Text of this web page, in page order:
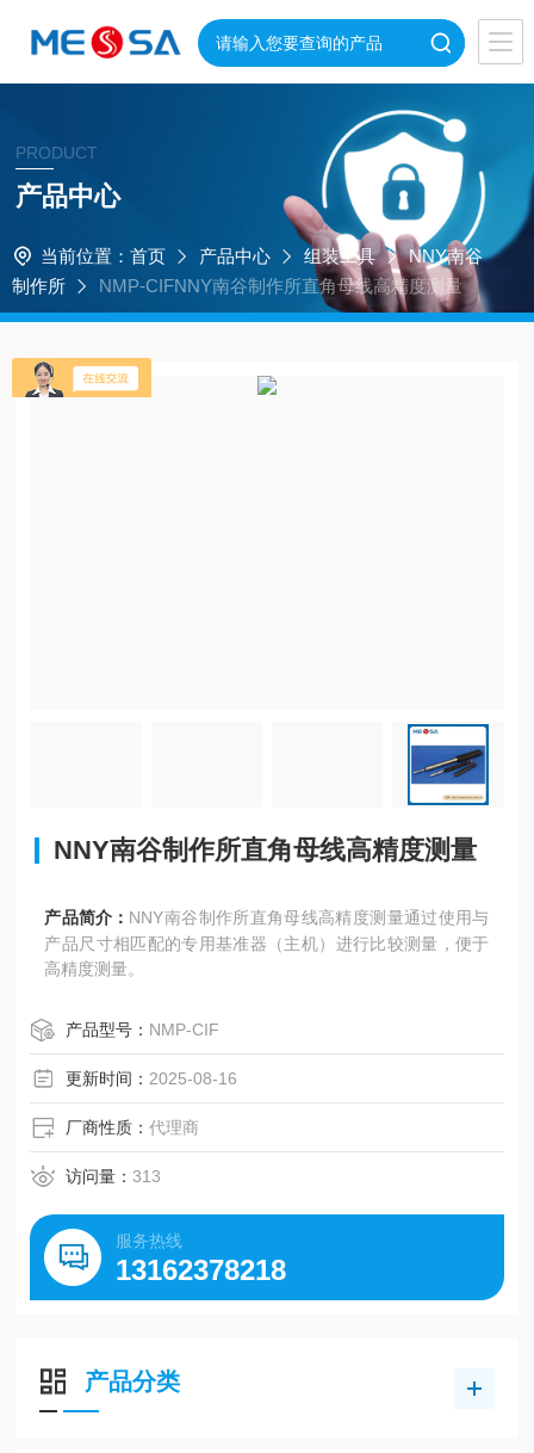
PRODUCT
产品中心
当前位置： 首页 产品中心 组装工具
NNY南谷
制作所
NMP-CIFNNY南谷制作所直角母线高精度测量
NNY南谷制作所直角母线高精度测量
产品简介： NNY南谷制作所直角母线高精度测量通过使用与
产品尺寸相匹配的专用基准器（主机）进行比较测量，便于
高精度测量。
产品型号： NMP-CIF
更新时间： 2025-08-16
厂商性质：代理商
访问量：313
服务热线
13162378218
产品分类